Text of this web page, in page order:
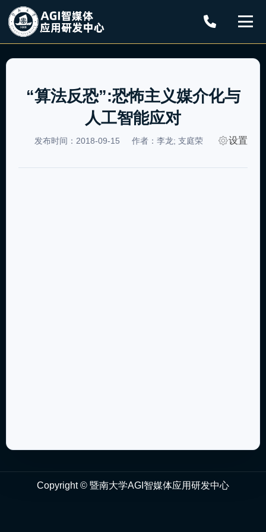
“算法反恐”:恐怖主义媒介化与
人工智能应对
发布时间：2018-09-15 作者：李龙; 支庭荣 设置
Copyright © 暨南大学AGI智媒体应用研发中心